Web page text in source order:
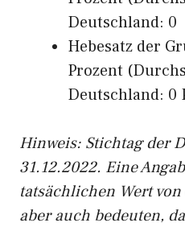
Deutschland: 0
Hebesatz der
Prozent
Deutschland: 0
Hinweis: Stichtag der
31.12.2022. Eine
tatsächlichen Wert
aber auch bedeuten,